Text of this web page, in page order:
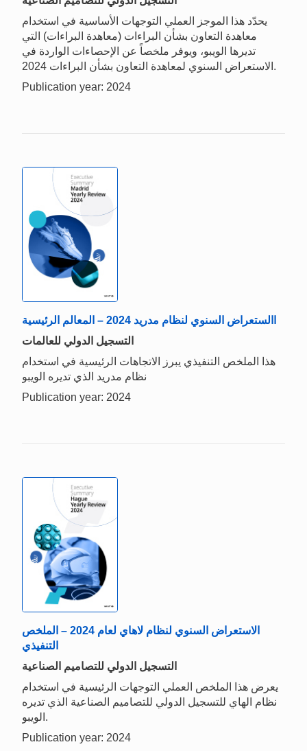
يحدّد هذا الموجز العملي التوجهات الأساسية في استخدام
معاهدة التعاون بشأن البراءات (معاهدة البراءات) التي
تديرها الويبو، ويوفر ملخصاً عن الإحصاءات الواردة في
الاستعراض السنوي لمعاهدة التعاون بشأن البراءات 2024.
Publication year: 2024
االستعراض السنوي لنظام مدريد 2024 – المعالم الرئيسية
التسجيل الدولي للعالمات
هذا الملخص التنفيذي يبرز الاتجاهات الرئيسية في استخدام
نظام مدريد الذي تديره الويبو
Publication year: 2024
الاستعراض السنوي لنظام لاهاي لعام 2024 – الملخص
التنفيذي
التسجيل الدولي للتصاميم الصناعية
يعرض هذا الملخص العملي التوجهات الرئيسية في استخدام
نظام الهاي للتسجيل الدولي للتصاميم الصناعية الذي تديره
الويبو.
Publication year: 2024